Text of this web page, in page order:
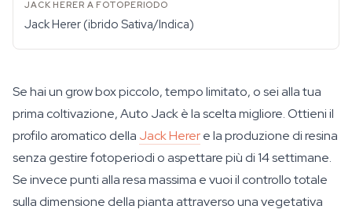
Jack Herer (ibrido Sativa/Indica)
Se hai un grow box piccolo, tempo limitato, o sei alla tua
prima coltivazione, Auto Jack è la scelta migliore. Ottieni il
profilo aromatico della Jack Herere la produzione di resina
senza gestire fotoperiodi o aspettare più di 14 settimane.
Se invece punti alla resa massima e vuoi il controllo totale
sulla dimensione della pianta attraverso una vegetativa